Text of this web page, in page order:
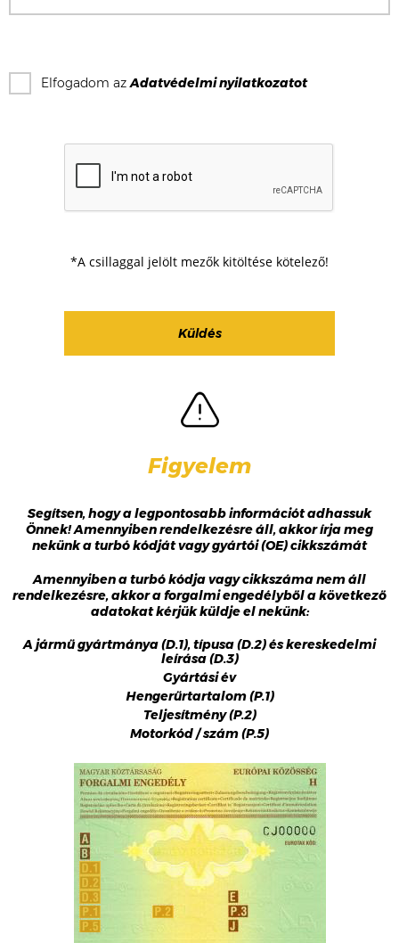
Elfogadom azAdatvédelmi nyilatkozatot
*A csillaggal jelölt mezők kitöltése kötelező!
Figyelem
Segítsen, hogy a legpontosabb információt adhassuk
Önnek! Amennyiben rendelkezésre áll, akkor írja meg
nekünk a turbó kódját vagy gyártói (OE) cikkszámát
Amennyiben a turbó kódja vagy cikkszáma nem áll
rendelkezésre, akkor a forgalmi engedélyből a következő
adatokat kérjük küldje el nekünk:
A jármű gyártmánya (D.1), típusa (D.2) és kereskedelmi
leírása (D.3)
Gyártási év
Hengerűrtartalom (P.1)
Teljesítmény (P.2)
Motorkód / szám (P.5)